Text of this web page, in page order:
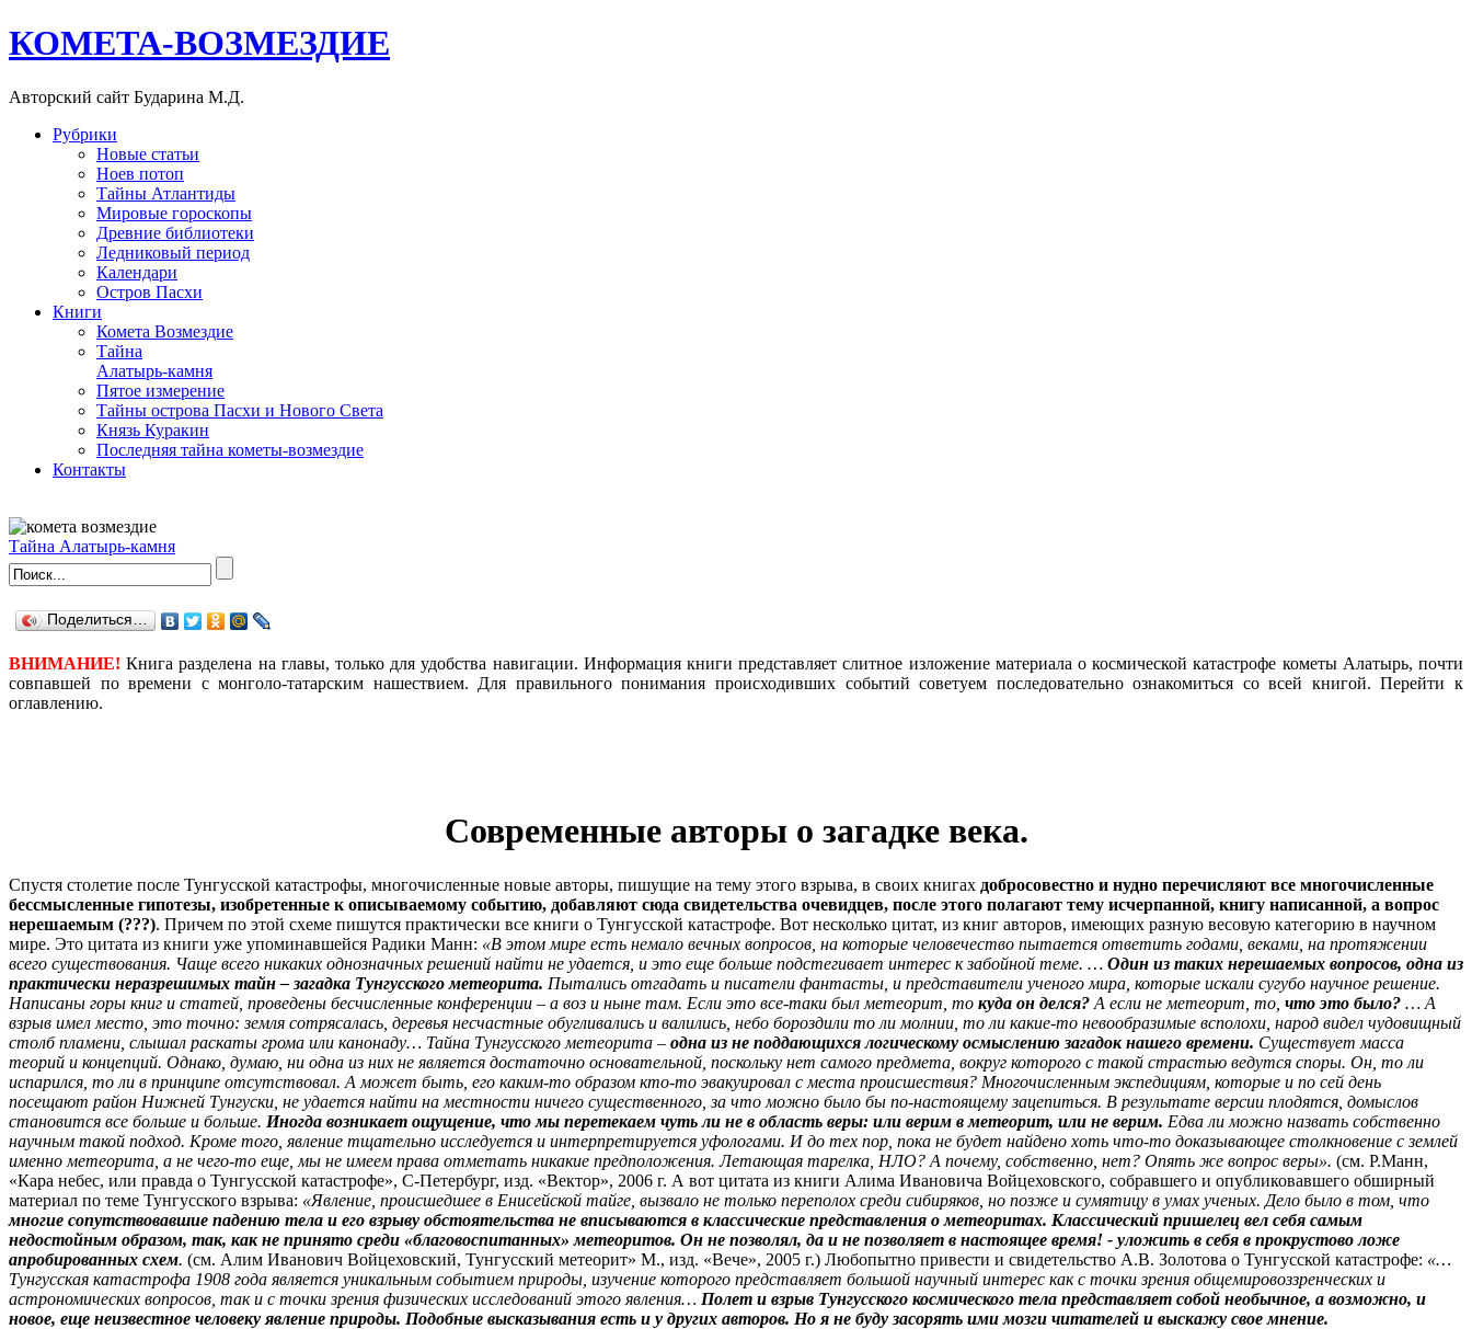
КОМЕТА-ВОЗМЕЗДИЕ
Авторский сайт Бударина М.Д.
Рубрики
Новые статьи
Ноев потоп
Тайны Атлантиды
Мировые гороскопы
Древние библиотеки
Ледниковый период
Календари
Остров Пасхи
Книги
Комета Возмездие
Тайна
Алатырь-камня
Пятое измерение
Тайны острова Пасхи и Нового Света
Князь Куракин
Последняя тайна кометы-возмездие
Контакты
Тайна Алатырь-камня
Поделиться…
ВНИМАНИЕ! Книга разделена на главы, только для удобства навигации. Информация книги представляет слитное изложение материала о космической катастрофе кометы Алатырь, почти
совпавшей по времени с монголо-татарским нашествием. Для правильного понимания происходивших событий советуем последовательно ознакомиться со всей книгой.Перейти к
оглавлению.
Современные авторы о загадке века.
Спустя столетие после Тунгусской катастрофы, многочисленные новые авторы, пишущие на тему этого взрыва, в своих книгах добросовестно и нудно перечисляют все многочисленные
бессмысленные гипотезы, изобретенные к описываемому событию, добавляют сюда свидетельства очевидцев, после этого полагают тему исчерпанной, книгу написанной, а вопрос
нерешаемым (???). Причем по этой схеме пишутся практически все книги о Тунгусской катастрофе. Вот несколько цитат, из книг авторов, имеющих разную весовую категорию в научном
мире. Это цитата из книги уже упоминавшейся Радики Манн: «В этом мире есть немало вечных вопросов, на которые человечество пытается ответить годами, веками, на протяжении
всего существования. Чаще всего никаких однозначных решений найти не удается, и это еще больше подстегивает интерес к забойной теме. … Один из таких нерешаемых вопросов, одна из
практически неразрешимых тайн – загадка Тунгусского метеорита. Пытались отгадать и писатели фантасты, и представители ученого мира, которые искали сугубо научное решение.
Написаны горы книг и статей, проведены бесчисленные конференции – а воз и ныне там. Если это все-таки был метеорит, то куда он делся? А если не метеорит, то, что это было? … А
взрыв имел место, это точно: земля сотрясалась, деревья несчастные обугливались и валились, небо бороздили то ли молнии, то ли какие-то невообразимые всполохи, народ видел чудовищный
столб пламени, слышал раскаты грома или канонаду… Тайна Тунгусского метеорита – одна из не поддающихся логическому осмыслению загадок нашего времени. Существует масса
теорий и концепций. Однако, думаю, ни одна из них не является достаточно основательной, поскольку нет самого предмета, вокруг которого с такой страстью ведутся споры. Он, то ли
испарился, то ли в принципе отсутствовал. А может быть, его каким-то образом кто-то эвакуировал с места происшествия? Многочисленным экспедициям, которые и по сей день
посещают район Нижней Тунгуски, не удается найти на местности ничего существенного, за что можно было бы по-настоящему зацепиться. В результате версии плодятся, домыслов
становится все больше и больше. Иногда возникает ощущение, что мы перетекаем чуть ли не в область веры: или верим в метеорит, или не верим. Едва ли можно назвать собственно
научным такой подход. Кроме того, явление тщательно исследуется и интерпретируется уфологами. И до тех пор, пока не будет найдено хоть что-то доказывающее столкновение с землей
именно метеорита, а не чего-то еще, мы не имеем права отметать никакие предположения. Летающая тарелка, НЛО? А почему, собственно, нет? Опять же вопрос веры». (см. Р.Манн,
«Кара небес, или правда о Тунгусской катастрофе», С-Петербург, изд. «Вектор», 2006 г. А вот цитата из книги Алима Ивановича Войцеховского, собравшего и опубликовавшего обширный
материал по теме Тунгусского взрыва: «Явление, происшедшее в Енисейской тайге, вызвало не только переполох среди сибиряков, но позже и сумятицу в умах ученых. Дело было в том, что
многие сопутствовавшие падению тела и его взрыву обстоятельства не вписываются в классические представления о метеоритах. Классический пришелец вел себя самым
недостойным образом, так, как не принято среди «благовоспитанных» метеоритов. Он не позволял, да и не позволяет в настоящее время! - уложить в себя в прокрустово ложе
апробированных схем. (см. Алим Иванович Войцеховский, Тунгусский метеорит» М., изд. «Вече», 2005 г.) Любопытно привести и свидетельство А.В. Золотова о Тунгусской катастрофе: «…
Тунгусская катастрофа 1908 года является уникальным событием природы, изучение которого представляет большой научный интерес как с точки зрения общемировоззренческих и
астрономических вопросов, так и с точки зрения физических исследований этого явления… Полет и взрыв Тунгусского космического тела представляет собой необычное, а возможно, и
новое, еще неизвестное человеку явление природы. Подобные высказывания есть и у других авторов. Но я не буду засорять ими мозги читателей и выскажу свое мнение.